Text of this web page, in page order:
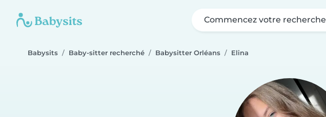
Commencez votre recherche
Babysits Baby-sitter recherché Babysitter Orléans Elina